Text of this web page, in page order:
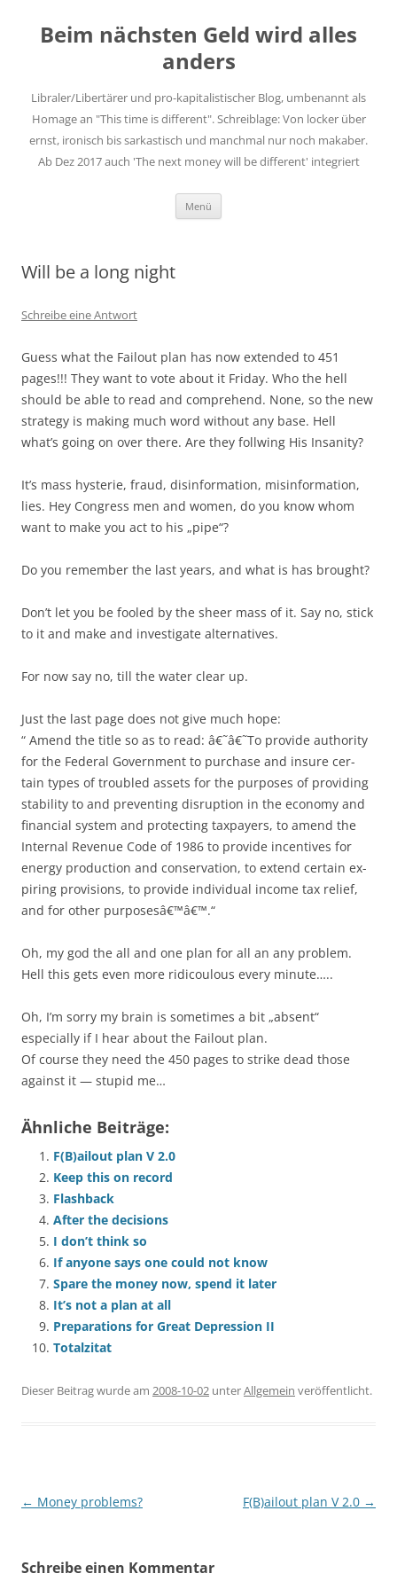
springen
Beim nächsten Geld wird alles
anders
Libraler/Libertärer und pro-kapitalistischer Blog, umbenannt als
Homage an "This time is different". Schreiblage: Von locker über
ernst, ironisch bis sarkastisch und manchmal nur noch makaber.
Ab Dez 2017 auch 'The next money will be different' integriert
Menü
Will be a long night
Schreibe eine Antwort
Guess what the Failout plan has now extended to 451
pages!!! They want to vote about it Friday. Who the hell
should be able to read and comprehend. None, so the new
strategy is making much word without any base. Hell
what’s going on over there. Are they follwing His Insanity?
It’s mass hysterie, fraud, disinformation, misinformation,
lies. Hey Congress men and women, do you know whom
want to make you act to his „pipe“?
Do you remember the last years, and what is has brought?
Don’t let you be fooled by the sheer mass of it. Say no, stick
to it and make and investigate alternatives.
For now say no, till the water clear up.
Just the last page does not give much hope:
“ Amend the title so as to read: â€˜â€˜To provide authority
for the Federal Government to purchase and insure cer-
tain types of troubled assets for the purposes of providing
stability to and preventing disruption in the economy and
financial system and protecting taxpayers, to amend the
Internal Revenue Code of 1986 to provide incentives for
energy production and conservation, to extend certain ex-
piring provisions, to provide individual income tax relief,
and for other purposesâ€™â€™.“
Oh, my god the all and one plan for all an any problem.
Hell this gets even more ridicoulous every minute…..
Oh, I’m sorry my brain is sometimes a bit „absent“
especially if I hear about the Failout plan.
Of course they need the 450 pages to strike dead those
against it — stupid me…
Ähnliche Beiträge:
F(B)ailout plan V 2.0
Keep this on record
Flashback
After the decisions
I don’t think so
If anyone says one could not know
Spare the money now, spend it later
It’s not a plan at all
Preparations for Great Depression II
Totalzitat
Dieser Beitrag wurde am 2008-10-02 unterAllgemein veröffentlicht.
Beitragsnavigation
← Money problems? F(B)ailout plan V 2.0 →
Schreibe einen Kommentar